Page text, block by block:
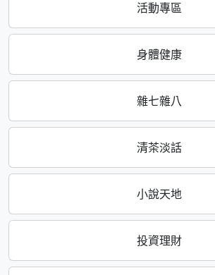
活動專區
身體健康
雜七雜八
清茶淡話
小說天地
投資理財